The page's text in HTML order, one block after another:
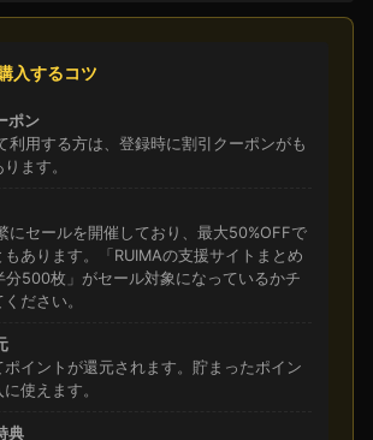
入するコツ
ポン
利用する方は、登録時に割引クーポンがも
ます。
にセールを開催しており、最大50%OFFで
あります。「RUIMAの支援サイトまとめ
500枚」がセール対象になっているかチ
ださい。
ポイントが還元されます。貯まったポイン
使えます。
典